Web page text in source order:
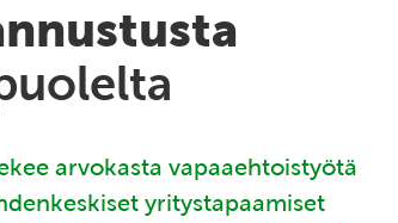
arvokasta vapaaehtoistyötä
yritystapaamiset